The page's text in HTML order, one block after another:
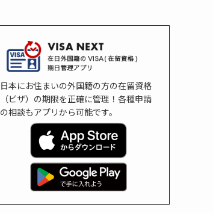
日本にお住まいの外国籍の方の在留資格
（ビザ）の期限を正確に管理！各種申請
の相談もアプリから可能です。